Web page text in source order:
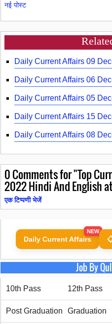
नई पोस्ट
Daily Current Affairs 09
Daily Current Affairs 06
Daily Current Affairs 05
Daily Current Affairs 15
Daily Current Affairs 08
0Comments for "Top
2022 Hindi And English
एक टिप्पणी भेजें
Daily Current Affairs
NEW
Job By
10th Pass 12th Pass
Post Graduation Graduation